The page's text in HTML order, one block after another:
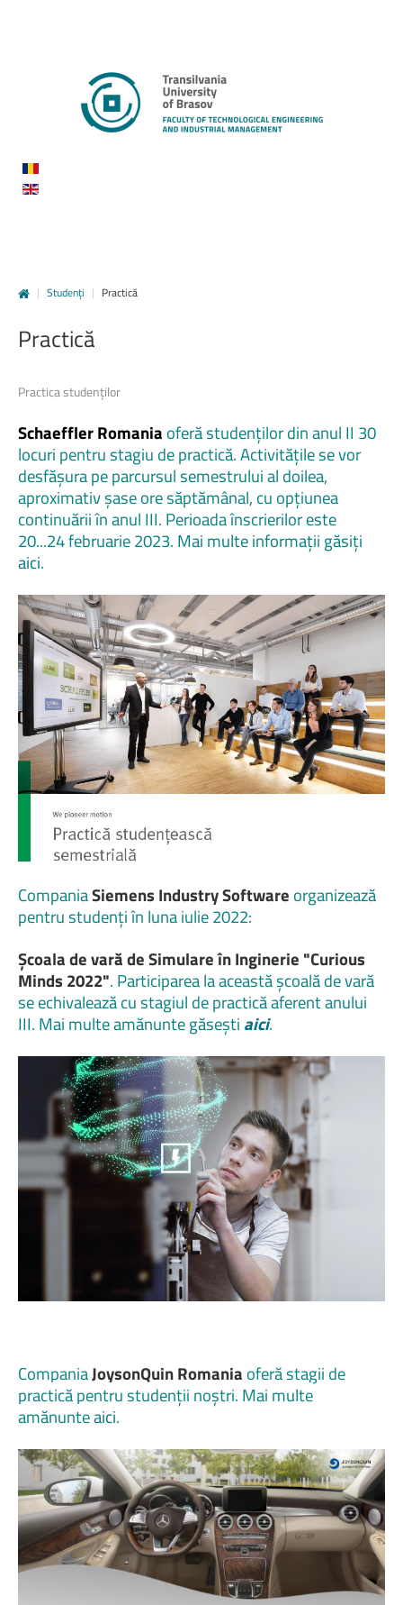
| Studenți | Practică
Practică
Practica studenților
Schaeffler Romania oferă studenților din anul II 30
locuri pentru stagiu de practică. Activitățile se vor
desfășura pe parcursul semestrului al doilea,
aproximativ șase ore săptămânal, cu opțiunea
continuării în anul III. Perioada înscrierilor este
20...24 februarie 2023. Mai multe informații găsiți
aici.
CompaniaSiemens Industry Software organizează
pentru studenți în luna iulie 2022:
Școala de vară de Simulare în Inginerie "Curious
Minds 2022". Participarea la această școală de vară
se echivalează cu stagiul de practică aferent anului
III. Mai multe amănunte găsești aici.
CompaniaJoysonQuin Romania oferă stagii de
practică pentru studenții noștri. Mai multe
amănunteaici.